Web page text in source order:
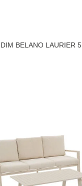
BELANO LAURIER 5